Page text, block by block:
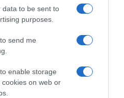
data to be sent to
purposes.
send me
enable storage
on web or
Neta: 400 gOtras
la etiqueta: No necesita
Duroc), sal y
252).Nutrientes 100
energético1080 kJ-
Grasas18.35 g-De los
Hidratos de carbono0.5